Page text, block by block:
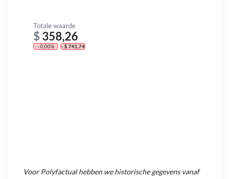
Totale waarde
$ 358,26
- 0,00% - $ 741,74
VoorPolyfactualhebben we historische gegevens vanaf